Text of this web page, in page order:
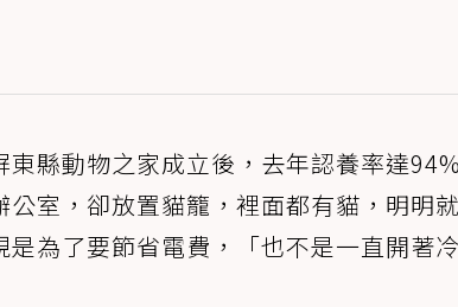
東縣動物之家成立後，去年認養率達
公室，卻放置貓籠，裡面都有貓，明明
是為了要節省電費，「也不是一直開著